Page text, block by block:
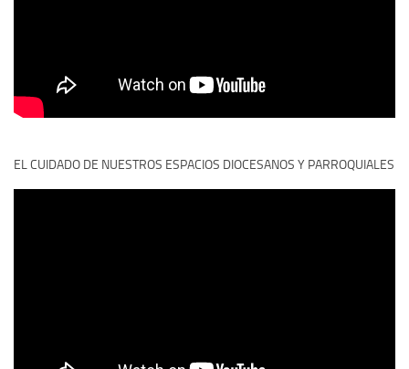
EL CUIDADO DE NUESTROS ESPACIOS DIOCESANOS Y PARROQUIALES